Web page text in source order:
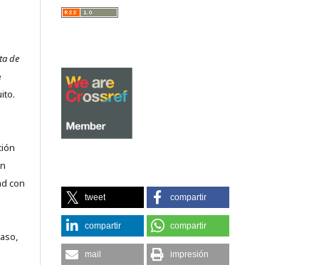
de
con
tweet compartir
compartir compartir
mail impresión